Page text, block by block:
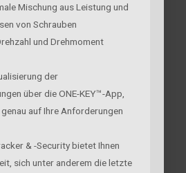
Mischung aus Leistung und
von Schrauben
und Drehmoment
der
über die ONE-KEY™-App,
auf Ihre Anforderungen
& -Security bietet Ihnen
sich unter anderem die letzte